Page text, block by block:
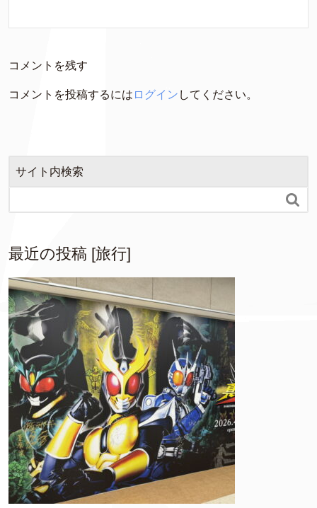
コメントを残す
コメントを投稿するには ログイン してください。
サイト内検索

最近の投稿 [旅行]